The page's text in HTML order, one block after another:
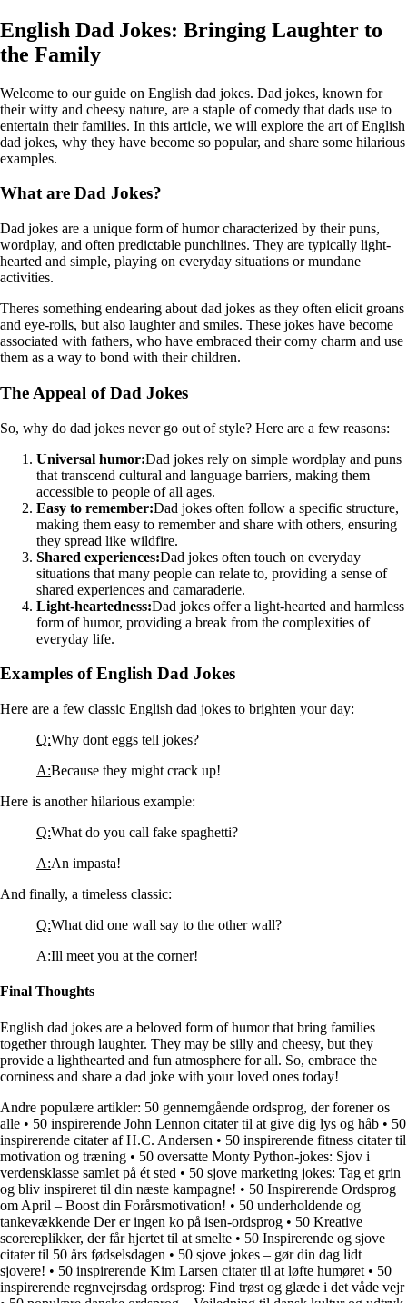
English Dad Jokes: Bringing Laughter to
the Family
Welcome to our guide on English dad jokes. Dad jokes, known for
their witty and cheesy nature, are a staple of comedy that dads use to
entertain their families. In this article, we will explore the art of English
dad jokes, why they have become so popular, and share some hilarious
examples.
What are Dad Jokes?
Dad jokes are a unique form of humor characterized by their puns,
wordplay, and often predictable punchlines. They are typically light-
hearted and simple, playing on everyday situations or mundane
activities.
Theres something endearing about dad jokes as they often elicit groans
and eye-rolls, but also laughter and smiles. These jokes have become
associated with fathers, who have embraced their corny charm and use
them as a way to bond with their children.
The Appeal of Dad Jokes
So, why do dad jokes never go out of style? Here are a few reasons:
Universal humor:Dad jokes rely on simple wordplay and puns
that transcend cultural and language barriers, making them
accessible to people of all ages.
Easy to remember:Dad jokes often follow a specific structure,
making them easy to remember and share with others, ensuring
they spread like wildfire.
Shared experiences:Dad jokes often touch on everyday
situations that many people can relate to, providing a sense of
shared experiences and camaraderie.
Light-heartedness:Dad jokes offer a light-hearted and harmless
form of humor, providing a break from the complexities of
everyday life.
Examples of English Dad Jokes
Here are a few classic English dad jokes to brighten your day:
Q:Why dont eggs tell jokes?
A:Because they might crack up!
Here is another hilarious example:
Q:What do you call fake spaghetti?
A:An impasta!
And finally, a timeless classic:
Q:What did one wall say to the other wall?
A:Ill meet you at the corner!
Final Thoughts
English dad jokes are a beloved form of humor that bring families
together through laughter. They may be silly and cheesy, but they
provide a lighthearted and fun atmosphere for all. So, embrace the
corniness and share a dad joke with your loved ones today!
Andre populære artikler: 50 gennemgående ordsprog, der forener os
alle • 50 inspirerende John Lennon citater til at give dig lys og håb • 50
inspirerende citater af H.C. Andersen • 50 inspirerende fitness citater til
motivation og træning • 50 oversatte Monty Python-jokes: Sjov i
verdensklasse samlet på ét sted • 50 sjove marketing jokes: Tag et grin
og bliv inspireret til din næste kampagne! • 50 Inspirerende Ordsprog
om April – Boost din Forårsmotivation! • 50 underholdende og
tankevækkende Der er ingen ko på isen-ordsprog • 50 Kreative
scorereplikker, der får hjertet til at smelte • 50 Inspirerende og sjove
citater til 50 års fødselsdagen • 50 sjove jokes – gør din dag lidt
sjovere! • 50 inspirerende Kim Larsen citater til at løfte humøret • 50
inspirerende regnvejrsdag ordsprog: Find trøst og glæde i det våde vejr